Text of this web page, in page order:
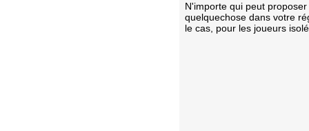
N'importe qui peut
quelquechose dans votre
le cas, pour les joueurs